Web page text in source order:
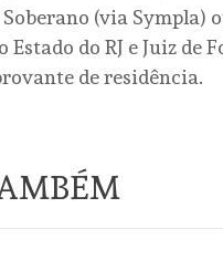
(via Sympla)
do RJ e Juiz de
de residência.